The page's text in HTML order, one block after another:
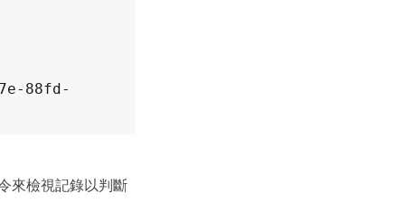
88fd-
來檢視記錄以判斷